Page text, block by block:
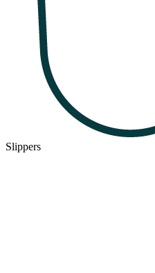
Slippers